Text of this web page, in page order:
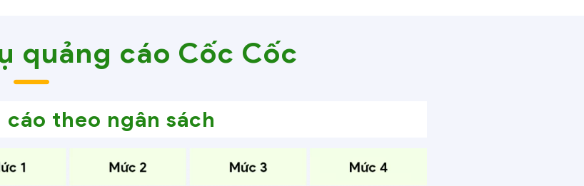
quảng cáo Cốc Cốc
theo ngân sách